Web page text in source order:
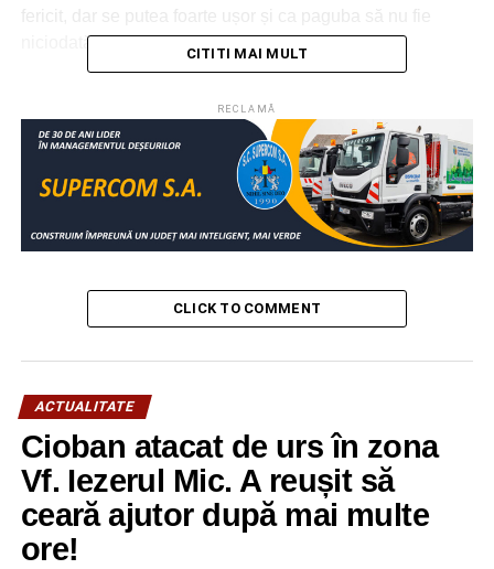
niciodată recuperată.
BANI JANDARMI
PITEȘTI
SOCIAL TREZORERIE
Eva, o copilă de 3 ani, din Malu cu Flori, are
nevoie de sprijinul nostru! Nu fiți nepăsători!
NU RATAȚI
practicarea prostituției
CITITI MAI MULT
RECLAMĂ
CLICK TO COMMENT
ACTUALITATE
Cioban atacat de urs în zona
Vf. Iezerul Mic. A reușit să
ceară ajutor după mai multe
ore!